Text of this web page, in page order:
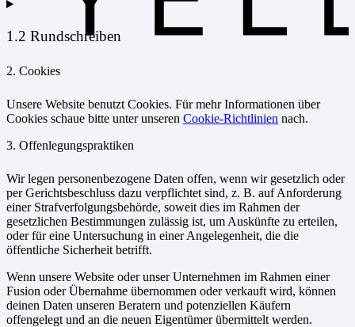
1.2 Rundschreiben
2. Cookies
Unsere Website benutzt Cookies. Für mehr Informationen über
Cookies schaue bitte unter unseren Cookie-Richtlinien nach.
3. Offenlegungspraktiken
Wir legen personenbezogene Daten offen, wenn wir gesetzlich oder
per Gerichtsbeschluss dazu verpflichtet sind, z. B. auf Anforderung
einer Strafverfolgungsbehörde, soweit dies im Rahmen der
gesetzlichen Bestimmungen zulässig ist, um Auskünfte zu erteilen,
oder für eine Untersuchung in einer Angelegenheit, die die
öffentliche Sicherheit betrifft.
Wenn unsere Website oder unser Unternehmen im Rahmen einer
Fusion oder Übernahme übernommen oder verkauft wird, können
deinen Daten unseren Beratern und potenziellen Käufern
offengelegt und an die neuen Eigentümer übermittelt werden.